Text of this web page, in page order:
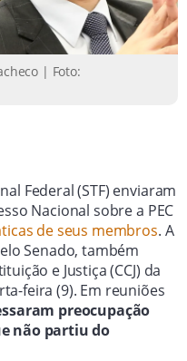
| Foto:
Federal (STF) enviaram
Nacional sobre a PEC
de seus membros. A
Senado, também
e Justiça (CCJ) da
feira (9). Em reuniões
preocupação
não partiu do